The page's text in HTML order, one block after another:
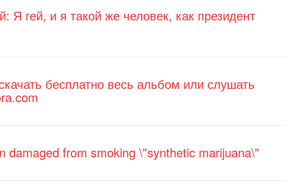
Я гей, и я такой же человек, как президент
бесплатно весь альбом или слушать
damaged from smoking \"synthetic marijuana\"